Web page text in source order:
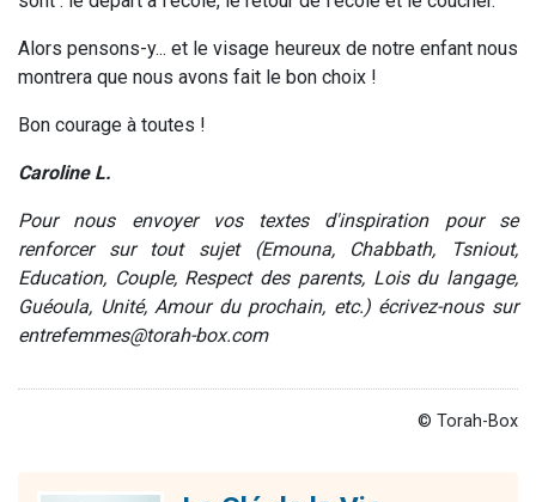
Alors pensons-y... et le visage heureux de notre enfant nous
montrera que nous avons fait le bon choix !
Bon courage à toutes !
Caroline L.
Pour nous envoyer vos textes d'inspiration pour se
renforcer sur tout sujet (Emouna, Chabbath, Tsniout,
Education, Couple, Respect des parents, Lois du langage,
Guéoula, Unité, Amour du prochain, etc.) écrivez-nous sur
entrefemmes@torah-box.com
© Torah-Box